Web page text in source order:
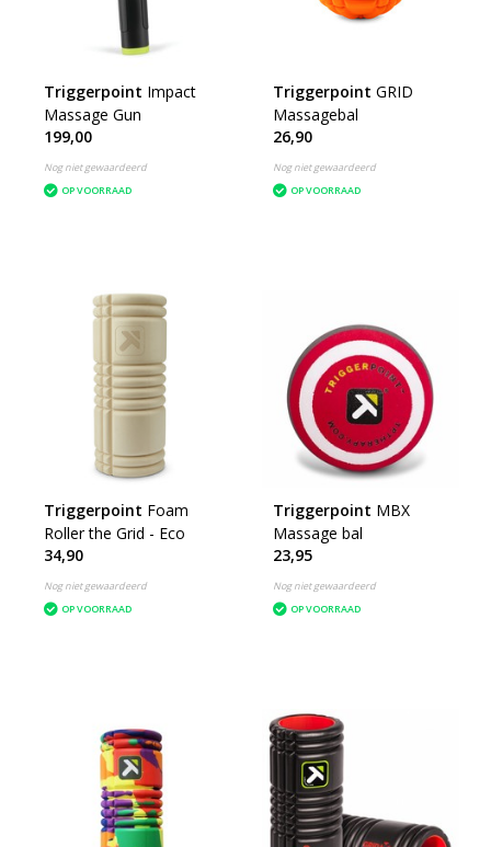
Triggerpoint Impact
Massage Gun
199,00
Nog niet gewaardeerd
OP VOORRAAD
Triggerpoint GRID
Massagebal
26,90
Nog niet gewaardeerd
OP VOORRAAD
Triggerpoint Foam
Roller the Grid - Eco
34,90
Nog niet gewaardeerd
OP VOORRAAD
Triggerpoint MBX
Massage bal
23,95
Nog niet gewaardeerd
OP VOORRAAD